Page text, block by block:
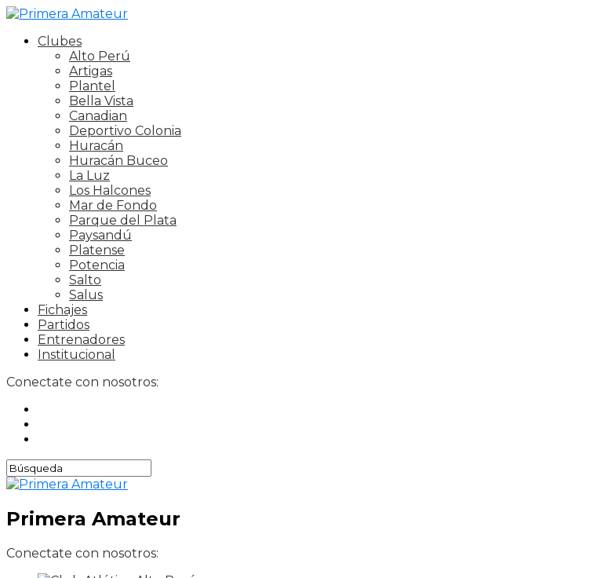
Clubes
Alto Perú
Artigas
Plantel
Bella Vista
Canadian
Deportivo Colonia
Huracán
Huracán Buceo
La Luz
Los Halcones
Mar de Fondo
Parque del Plata
Paysandú
Platense
Potencia
Salto
Salus
Fichajes
Partidos
Entrenadores
Institucional
Conectate con nosotros:
Primera Amateur
Conectate con nosotros: